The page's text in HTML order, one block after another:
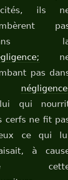
ils
pas
négligence
qui
cerfs ne fit
ce qui
à